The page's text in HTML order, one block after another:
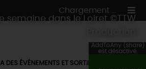
Chargement ...
semaine dans le Loiret ©TTW
DES ÉVÉNEMENTS ET SORTIES DU LOIRET
AddToAny (share)
est désactivé.